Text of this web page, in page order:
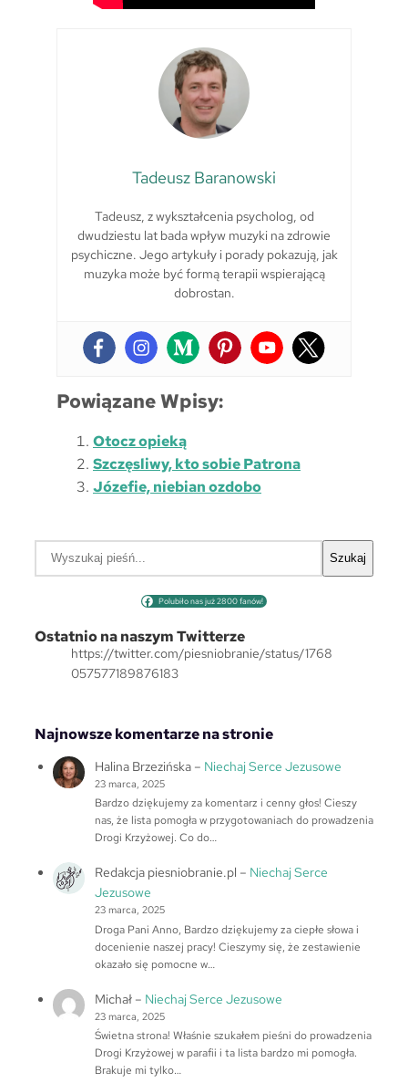
Tadeusz Baranowski
Tadeusz, z wykształcenia psycholog, od
dwudziestu lat bada wpływ muzyki na zdrowie
psychiczne. Jego artykuły i porady pokazują, jak
muzyka może być formą terapii wspierającą
dobrostan.
Powiązane Wpisy:
Otocz opieką
Szczęsliwy, kto sobie Patrona
Józefie, niebian ozdobo
a
Szukaj
Polubiło nas już 2800 fanów!
Ostatnio na naszym Twitterze
https://twitter.com/piesniobranie/status/1768
057577189876183
Najnowsze komentarze na stronie
Halina Brzezińska– Niechaj Serce Jezusowe
23 marca, 2025
Bardzo dziękujemy za komentarz i cenny głos! Cieszy
nas, że lista pomogła w przygotowaniach do prowadzenia
Drogi Krzyżowej. Co do…
Redakcja piesniobranie.pl – Niechaj Serce
Jezusowe
23 marca, 2025
Droga Pani Anno, Bardzo dziękujemy za ciepłe słowa i
docenienie naszej pracy! Cieszymy się, że zestawienie
okazało się pomocne w…
Michał– Niechaj Serce Jezusowe
23 marca, 2025
Świetna strona! Właśnie szukałem pieśni do prowadzenia
Drogi Krzyżowej w parafii i ta lista bardzo mi pomogła.
Brakuje mi tylko…